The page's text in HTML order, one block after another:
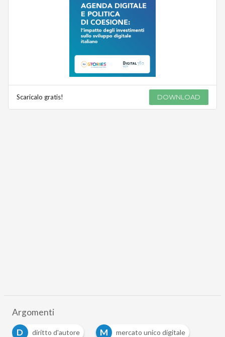
Scaricalo gratis! DOWNLOAD
Argomenti
D
diritto d'autore M mercato unico digitale